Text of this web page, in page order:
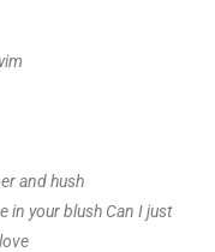
and hush
in your blush Can I just